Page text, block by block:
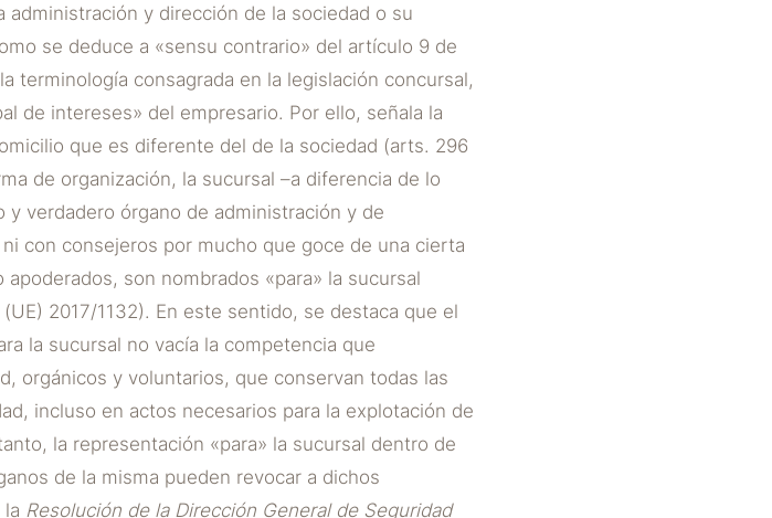
y dirección de la sociedad o su
se deduce a «sensu contrario» del artículo 9 de
terminología consagrada en la legislación concursal,
de intereses» del empresario. Por ello, señala la
que es diferente del de la sociedad (arts. 296
de organización, la sucursal –a diferencia de lo
verdadero órgano de administración y de
con consejeros por mucho que goce de una cierta
son nombrados «para» la sucursal
2017/1132). En este sentido, se destaca que el
la sucursal no vacía la competencia que
orgánicos y voluntarios, que conservan todas las
incluso en actos necesarios para la explotación de
la representación «para» la sucursal dentro de
de la misma pueden revocar a dichos
Resolución de la Dirección General de Seguridad